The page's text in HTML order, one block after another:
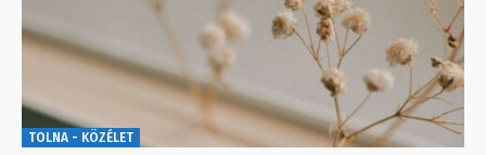
TOLNA - KÖZÉLET